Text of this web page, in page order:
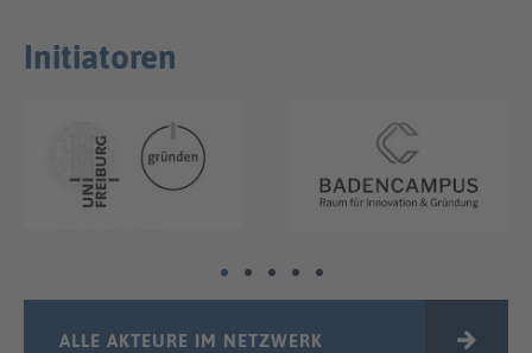
Initiatoren
ALLE AKTEURE IM NETZWERK